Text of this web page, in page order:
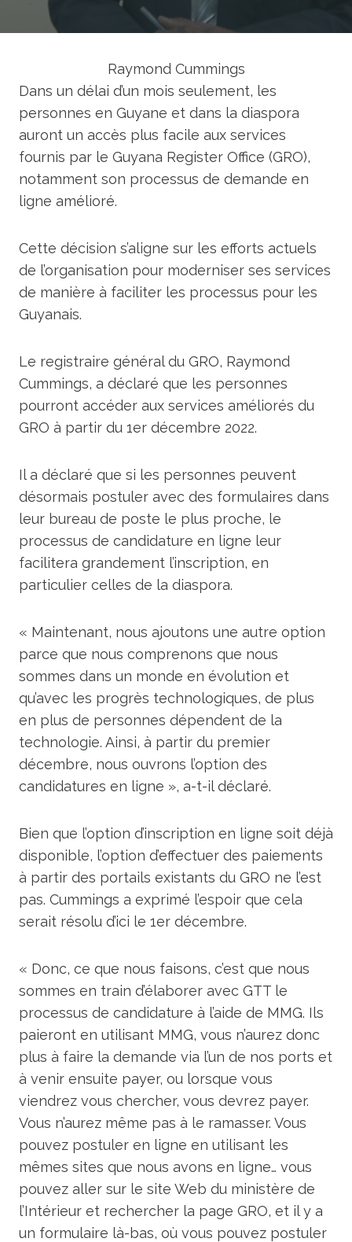
Raymond Cummings
Dans un délai d’un mois seulement, les
personnes en Guyane et dans la diaspora
auront un accès plus facile aux services
fournis par le Guyana Register Office (GRO),
notamment son processus de demande en
ligne amélioré.
Cette décision s’aligne sur les efforts actuels
de l’organisation pour moderniser ses services
de manière à faciliter les processus pour les
Guyanais.
Le registraire général du GRO, Raymond
Cummings, a déclaré que les personnes
pourront accéder aux services améliorés du
GRO à partir du 1er décembre 2022.
Il a déclaré que si les personnes peuvent
désormais postuler avec des formulaires dans
leur bureau de poste le plus proche, le
processus de candidature en ligne leur
facilitera grandement l’inscription, en
particulier celles de la diaspora.
« Maintenant, nous ajoutons une autre option
parce que nous comprenons que nous
sommes dans un monde en évolution et
qu’avec les progrès technologiques, de plus
en plus de personnes dépendent de la
technologie. Ainsi, à partir du premier
décembre, nous ouvrons l’option des
candidatures en ligne », a-t-il déclaré.
Bien que l’option d’inscription en ligne soit déjà
disponible, l’option d’effectuer des paiements
à partir des portails existants du GRO ne l’est
pas. Cummings a exprimé l’espoir que cela
serait résolu d’ici le 1er décembre.
« Donc, ce que nous faisons, c’est que nous
sommes en train d’élaborer avec GTT le
processus de candidature à l’aide de MMG. Ils
paieront en utilisant MMG, vous n’aurez donc
plus à faire la demande via l’un de nos ports et
à venir ensuite payer, ou lorsque vous
viendrez vous chercher, vous devrez payer.
Vous n’aurez même pas à le ramasser. Vous
pouvez postuler en ligne en utilisant les
mêmes sites que nous avons en ligne… vous
pouvez aller sur le site Web du ministère de
l’Intérieur et rechercher la page GRO, et il y a
un formulaire là-bas, où vous pouvez postuler